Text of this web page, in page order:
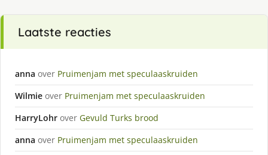
Laatste reacties
anna over Pruimenjam met speculaaskruiden
Wilmie over Pruimenjam met speculaaskruiden
HarryLohr over Gevuld Turks brood
anna over Pruimenjam met speculaaskruiden